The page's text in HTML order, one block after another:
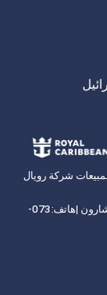
شركة رويال
هاتف:
073-